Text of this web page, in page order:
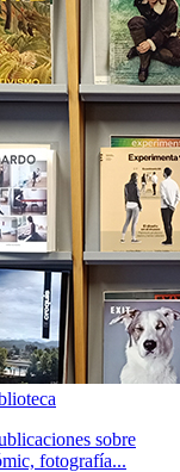
sobre
fotografía...